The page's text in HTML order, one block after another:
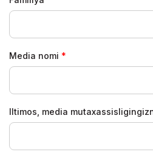
Media nomi
Iltimos, media